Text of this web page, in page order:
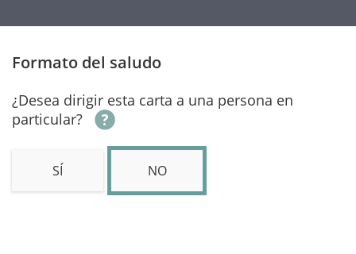
Formato del saludo
¿Desea dirigir esta carta a una persona en
particular?
SÍ NO